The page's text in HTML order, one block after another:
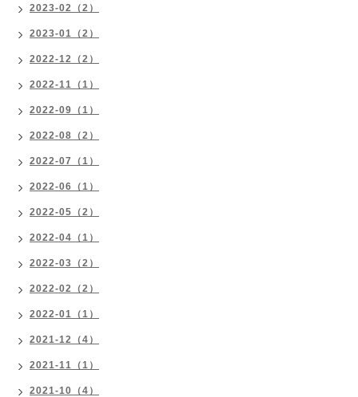
2023-02（2）
2023-01（2）
2022-12（2）
2022-11（1）
2022-09（1）
2022-08（2）
2022-07（1）
2022-06（1）
2022-05（2）
2022-04（1）
2022-03（2）
2022-02（2）
2022-01（1）
2021-12（4）
2021-11（1）
2021-10（4）